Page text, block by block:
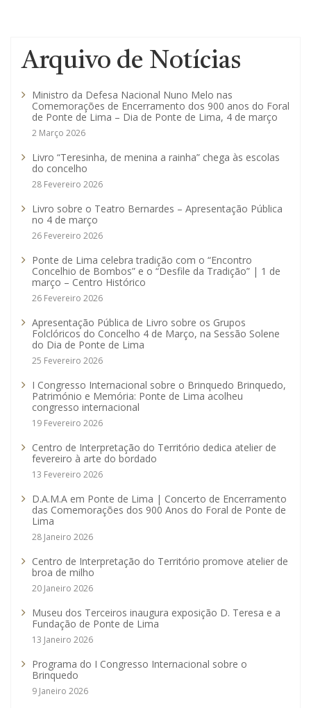
Arquivo de Notícias
Ministro da Defesa Nacional Nuno Melo nas
Comemorações de Encerramento dos 900 anos do Foral
de Ponte de Lima – Dia de Ponte de Lima, 4 de março
2 Março 2026
Livro “Teresinha, de menina a rainha” chega às escolas
do concelho
28 Fevereiro 2026
Livro sobre o Teatro Bernardes – Apresentação Pública
no 4 de março
26 Fevereiro 2026
Ponte de Lima celebra tradição com o “Encontro
Concelhio de Bombos” e o “Desfile da Tradição” | 1 de
março – Centro Histórico
26 Fevereiro 2026
Apresentação Pública de Livro sobre os Grupos
Folclóricos do Concelho 4 de Março, na Sessão Solene
do Dia de Ponte de Lima
25 Fevereiro 2026
I Congresso Internacional sobre o Brinquedo Brinquedo,
Património e Memória: Ponte de Lima acolheu
congresso internacional
19 Fevereiro 2026
Centro de Interpretação do Território dedica atelier de
fevereiro à arte do bordado
13 Fevereiro 2026
D.A.M.A em Ponte de Lima | Concerto de Encerramento
das Comemorações dos 900 Anos do Foral de Ponte de
Lima
28 Janeiro 2026
Centro de Interpretação do Território promove atelier de
broa de milho
20 Janeiro 2026
Museu dos Terceiros inaugura exposição D. Teresa e a
Fundação de Ponte de Lima
13 Janeiro 2026
Programa do I Congresso Internacional sobre o
Brinquedo
9 Janeiro 2026